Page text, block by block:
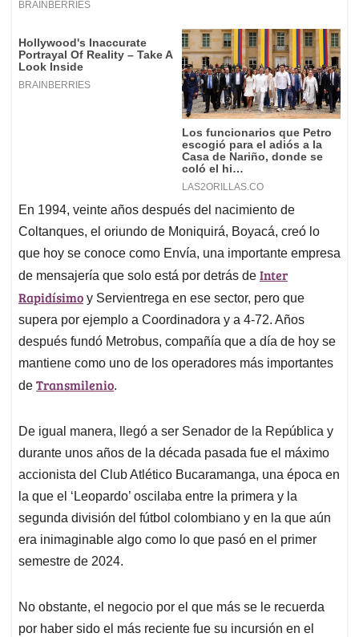
En 1994, veinte años después del nacimiento de
Coltanques, el oriundo de Moniquirá, Boyacá, creó lo
que hoy se conoce como Envía, una importante empresa
de mensajería que solo está por detrás de Inter
Rapidísimo y Servientrega en ese sector, pero que
supera por ejemplo a Coordinadora y a 4-72. Años
después fundó Metrobus, compañía que a día de hoy se
mantiene como uno de los operadores más importantes
de Transmilenio.
De igual manera, llegó a ser Senador de la República y
durante unos años de la década pasada fue el máximo
accionista del Club Atlético Bucaramanga, una época en
la que el ‘Leopardo’ oscilaba entre la primera y la
segunda división del fútbol colombiano y en la que aún
era inimaginable algo como lo que pasó en el primer
semestre de 2024.
No obstante, el negocio por el que más se le recuerda
por haber sido el más reciente fue su incursión en el